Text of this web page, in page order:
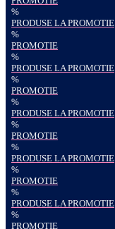
%
PRODUSE LA PROMOTIE
%
PROMOTIE
%
PRODUSE LA PROMOTIE
%
PROMOTIE
%
PRODUSE LA PROMOTIE
%
PROMOTIE
%
PRODUSE LA PROMOTIE
%
PROMOTIE
%
PRODUSE LA PROMOTIE
%
PROMOTIE